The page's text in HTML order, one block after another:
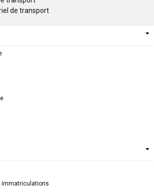
de transport
immatriculations